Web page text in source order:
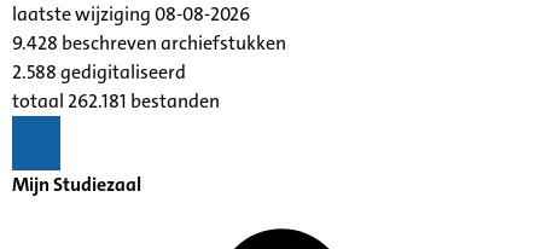
laatste wijziging 08-08-2026
9.428 beschreven archiefstukken
2.588 gedigitaliseerd
totaal 262.181 bestanden
Mijn Studiezaal